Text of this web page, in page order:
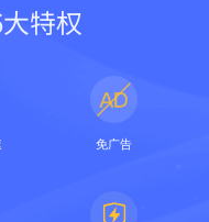
特权
免广告